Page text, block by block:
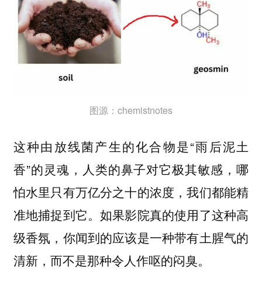
图源：chemistnotes
这种由放线菌产生的化合物是“雨后泥土
香”的灵魂，人类的鼻子对它极其敏感，哪
怕水里只有万亿分之十的浓度，我们都能精
准地捕捉到它。如果影院真的使用了这种高
级香氛，你闻到的应该是一种带有土腥气的
清新，而不是那种令人作呕的闷臭。